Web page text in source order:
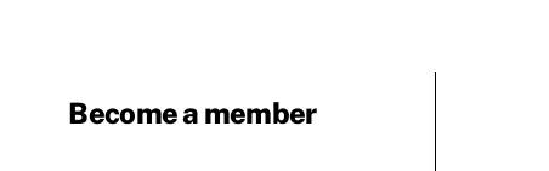
Become a member